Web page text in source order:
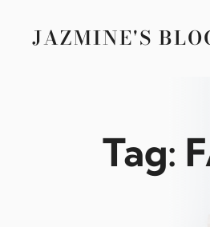
contentJAZMINE'S
Tag: